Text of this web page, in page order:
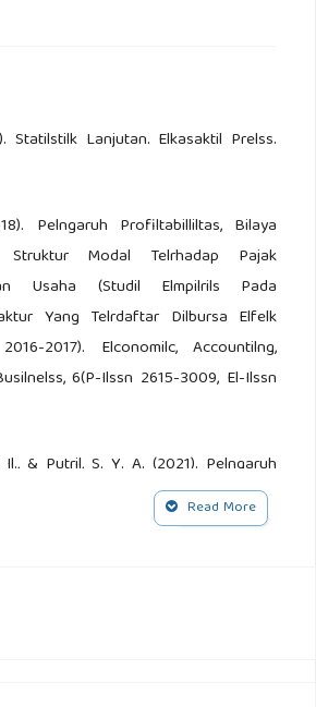
Statilstilk Lanjutan. Elkasaktil Prelss.
Pelngaruh Profiltabilliltas, Bilaya
Struktur Modal Telrhadap Pajak
Usaha (Studil Elmpilrils Pada
Yang Telrdaftar Dilbursa Elfelk
2017). Elconomilc, Accountilng,
6(P-Ilssn 2615-3009, El-Ilssn
Il., & Putril, S. Y. A. (2021). Pelngaruh
Pelnjualan, Dan Capiltal
Tax Avoildancel (Pada Pelrusahaan
2015-2018). Akuntansil, 3(Ilssn-
7497).
Read More